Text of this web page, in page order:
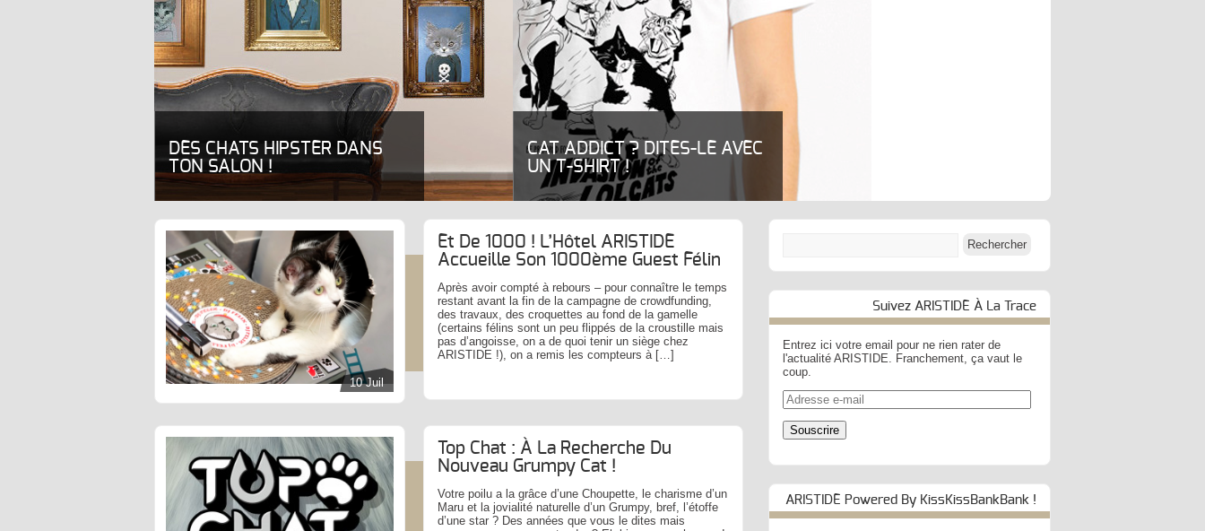
DES CHATS HIPSTER DANS
TON SALON !
CAT ADDICT ? DITES-LE AVEC
UN T-SHIRT !
LE NOEUD PAP’ POUR
GENTLECATS EST ARRIVÉ
10 Juil
Et De 1000 ! L’Hôtel ARISTIDE
Accueille Son 1000ème Guest Félin
Après avoir compté à rebours – pour connaître le temps
restant avant la fin de la campagne de crowdfunding,
des travaux, des croquettes au fond de la gamelle
(certains félins sont un peu flippés de la croustille mais
pas d’angoisse, on a de quoi tenir un siège chez
ARISTIDE !), on a remis les compteurs à […]
Top Chat : À La Recherche Du
Nouveau Grumpy Cat !
Votre poilu a la grâce d’une Choupette, le charisme d’un
Maru et la jovialité naturelle d’un Grumpy, bref, l’étoffe
d’une star ? Des années que vous le dites mais
Suivez ARISTIDE À La Trace
Entrez ici votre email pour ne rien rater de
l'actualité ARISTIDE. Franchement, ça vaut le
coup.
Adresse
e-
mail
Souscrire
ARISTIDE Powered By KissKissBankBank !